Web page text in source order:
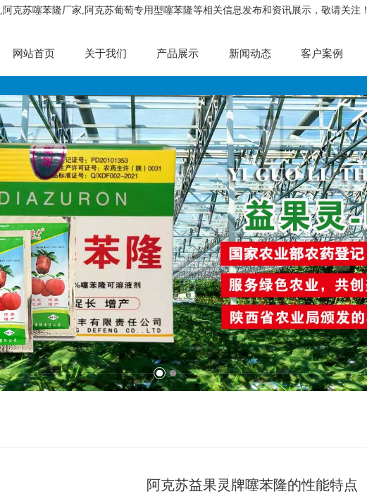
,阿克苏噻苯隆厂家,阿克苏葡萄专用型噻苯隆等相关信息发布和资讯展示，敬请关注！
网站首页 关于我们 产品展示 新闻动态 客户案例
阿克苏益果灵牌噻苯隆的性能特点